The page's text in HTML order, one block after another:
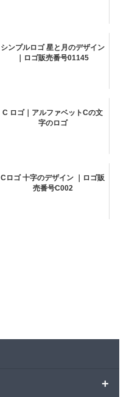
シンプルロゴ 星と月のデザイン
｜ロゴ販売番号01145
C ロゴ｜アルファベットCの文
字のロゴ
Cロゴ 十字のデザイン ｜ロゴ販
売番号C002
+